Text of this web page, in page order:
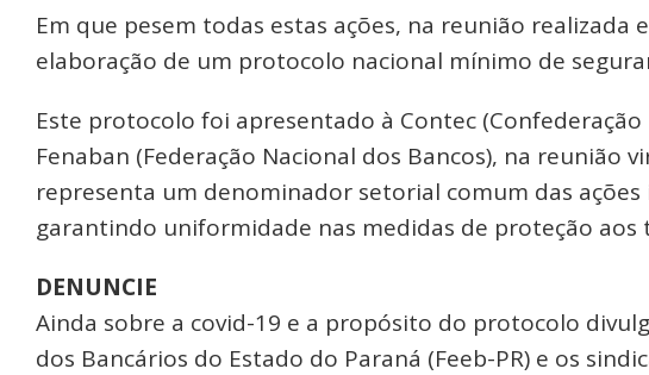
Em que pesem todas estas ações, na reunião realizada
elaboração de um protocolo nacional mínimo de
Este protocolo foi apresentado à Contec (Confederação
Fenaban (Federação Nacional dos Bancos), na reunião
representa um denominador setorial comum das
garantindo uniformidade nas medidas de proteção aos
DENUNCIE
Ainda sobre a covid-19 e a propósito do protocolo
dos Bancários do Estado do Paraná (Feeb-PR) e os